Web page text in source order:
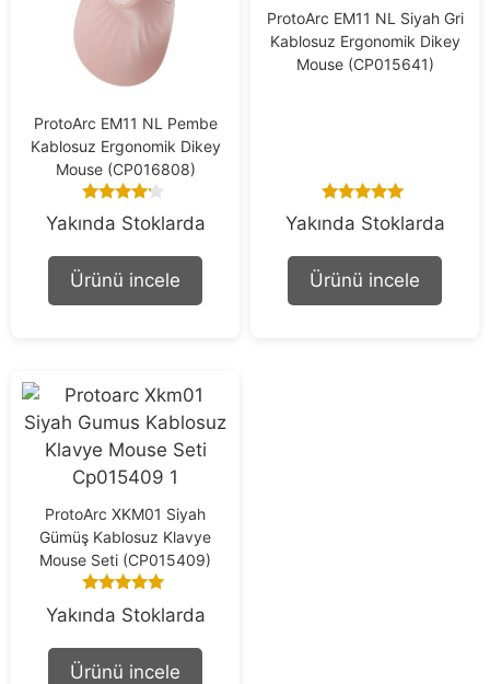
ProtoArc EM11 NL Pembe
Kablosuz Ergonomik Dikey
Mouse (CP016808)
4.00
out of 5
Yakında Stoklarda
Ürünü incele
ProtoArc EM11 NL Siyah Gri
Kablosuz Ergonomik Dikey
Mouse (CP015641)
5.00
out of 5
Yakında Stoklarda
Ürünü incele
ProtoArc XKM01 Siyah
Gümüş Kablosuz Klavye
Mouse Seti (CP015409)
5.00
out of 5
Yakında Stoklarda
Ürünü incele